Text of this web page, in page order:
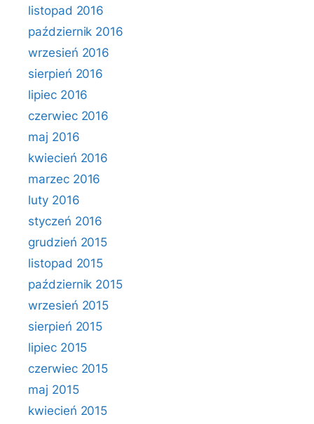
listopad 2016
październik 2016
wrzesień 2016
sierpień 2016
lipiec 2016
czerwiec 2016
maj 2016
kwiecień 2016
marzec 2016
luty 2016
styczeń 2016
grudzień 2015
listopad 2015
październik 2015
wrzesień 2015
sierpień 2015
lipiec 2015
czerwiec 2015
maj 2015
kwiecień 2015